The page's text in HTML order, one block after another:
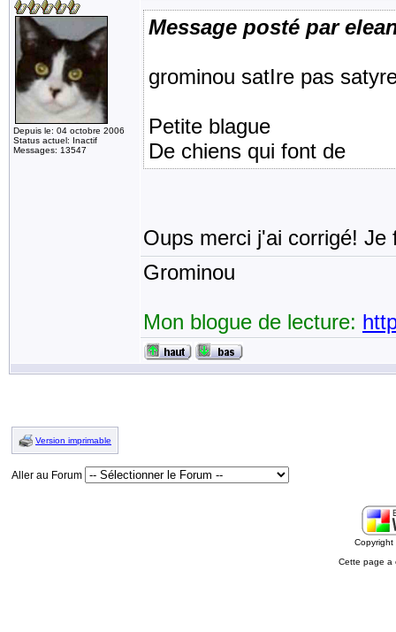
Depuis le: 04 octobre 2006
Status actuel: Inactif
Messages: 13547
Message posté par
grominou satIre pas
Petite blague
De chiens qui font de
Oups merci j'ai corrigé!
Grominou
Mon blogue de lecture:
Version imprimable
Aller au Forum
Cette page a